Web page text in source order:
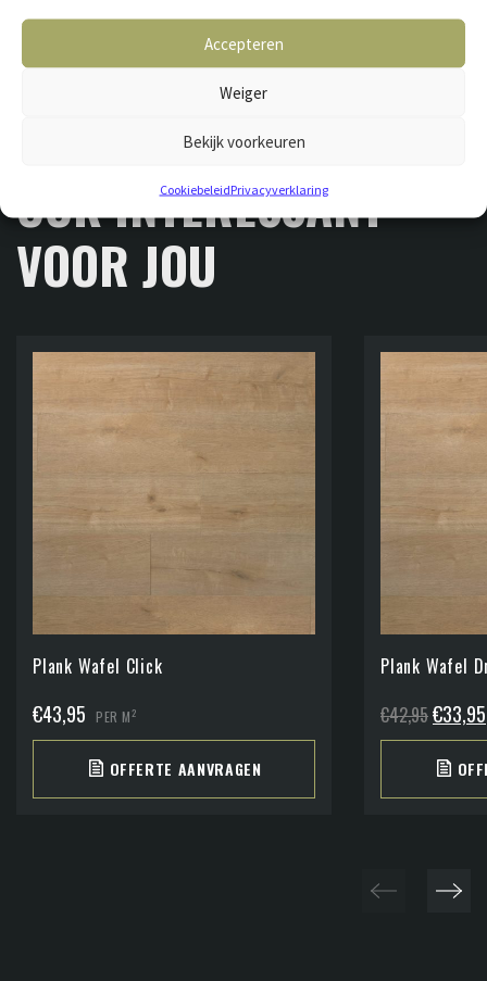
Accepteren
Weiger
Bekijk voorkeuren
CookiebeleidPrivacyverklaring
GERELATEERDE VLOEREN
OOK INTERESSANT
VOOR JOU
Plank Wafel Click
€43,95 PER M2
OFFERTE AANVRAGEN
Plank Wafel
€42,95
prijs
was:
€33,95